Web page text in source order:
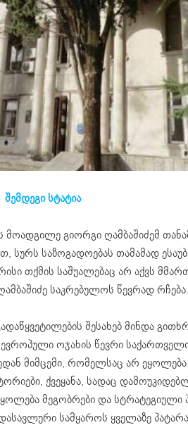
შემდეგი სტატია
გიორგი ღამბაშიძემ
სურს საზოგადოებას თამამად
თქმის საშუალებაც არ აქვს
საკრებულოს წევრად რჩება.
შესახებ მინდა
ევროპული ოჯახის წევრი
მიმცემი, რომელსაც არ
ქვეყანა, სადაც
მეგობრები და სტრატეგიული
სამყაროს ყველაზე